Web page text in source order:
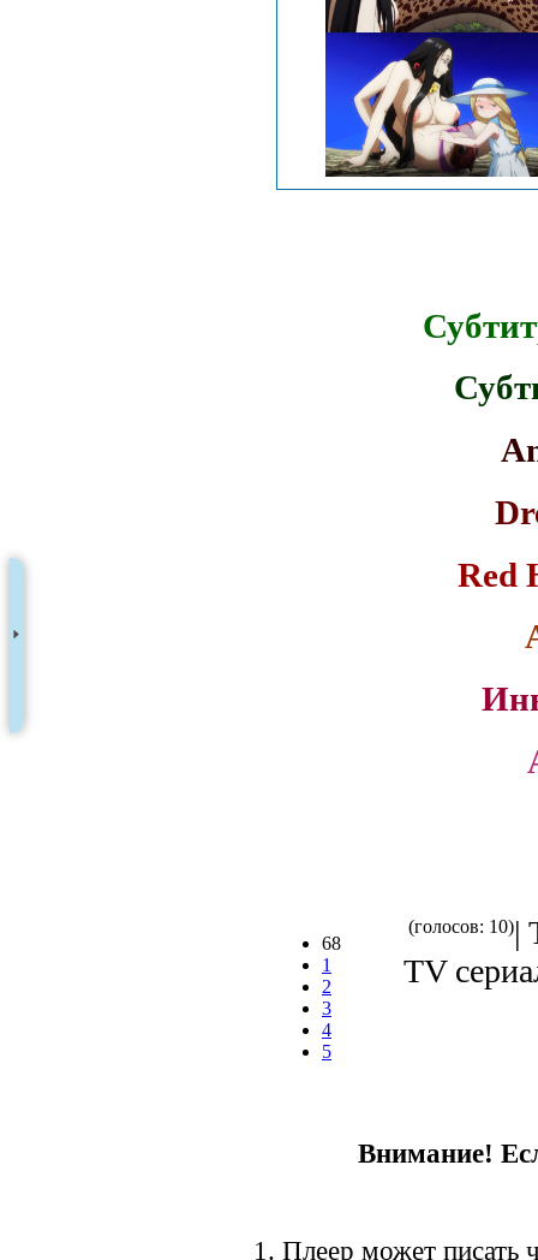
Red
68
1
2
3
4
5
(голосов: 10)|
TV
Внимание!
1. Плеер может писать